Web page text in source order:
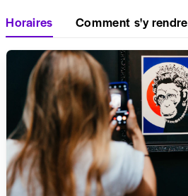
Horaires Comment s'y rendre